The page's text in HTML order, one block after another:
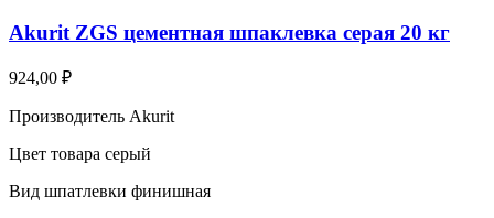
Akurit ZGS цементная шпаклевка серая 20 кг
924,00 ₽
Производитель Akurit
Цвет товара серый
Вид шпатлевки финишная